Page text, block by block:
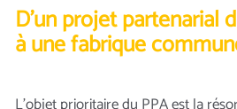
D’un projet partenarial
à une fabrique